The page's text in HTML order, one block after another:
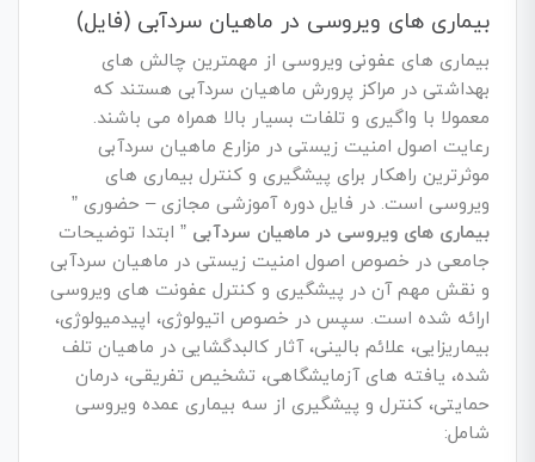
بیماری های ویروسی در ماهیان سردآبی (فایل)
بیماری های عفونی ویروسی از مهمترین چالش های
بهداشتی در مراکز پرورش ماهیان سردآبی هستند که
معمولا با واگیری و تلفات بسیار بالا همراه می باشند.
رعایت اصول امنیت زیستی در مزارع ماهیان سردآبی
موثرترین راهکار برای پیشگیری و کنترل بیماری های
ویروسی است. در فایل دوره آموزشی مجازی – حضوری ”
بیماری های ویروسی در ماهیان سردآبی ” ابتدا توضیحات
جامعی در خصوص اصول امنیت زیستی در ماهیان سردآبی
و نقش مهم آن در پیشگیری و کنترل عفونت های ویروسی
ارائه شده است. سپس در خصوص اتیولوژی، اپیدمیولوژی،
بیماریزایی، علائم بالینی، آثار کالبدگشایی در ماهیان تلف
شده، یافته های آزمایشگاهی، تشخیص تفریقی، درمان
حمایتی، کنترل و پیشگیری از سه بیماری عمده ویروسی
شامل: